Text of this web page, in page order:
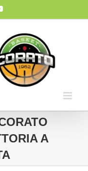
YouTube
A